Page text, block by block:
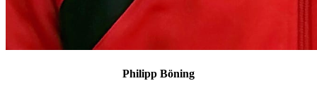
Philipp Böning